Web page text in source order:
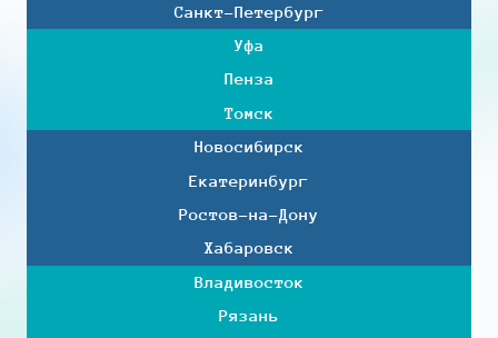
Санкт-Петербург
Уфа
Пенза
Томск
Новосибирск
Екатеринбург
Ростов-на-Дону
Хабаровск
Владивосток
Рязань